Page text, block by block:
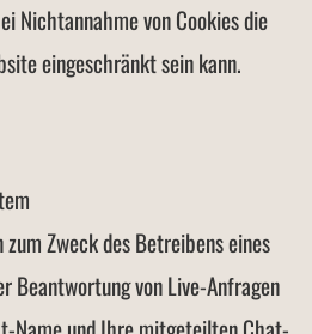
Nichtannahme von Cookies die
eingeschränkt sein kann.
Zweck des Betreibens eines
Beantwortung von Live-Anfragen